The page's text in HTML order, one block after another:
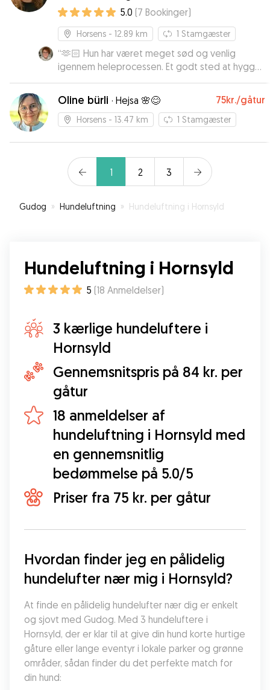
5.0 (7 Bookinger)
Horsens - 12.89 km 1 Stamgæster
“🫶🏻 Hun har været meget sød og venlig
igennem heleprocessen. Et godt sted at hygge
sig for en kontaktsøgende og kælle cocker 🥰”
Oline bürli · Hejsa 🌸😊 75kr./gåtur
Horsens - 13.47 km 1 Stamgæster
1 2 3
Gudog » Hundeluftning » Hundeluftning i Hornsyld
Hundeluftning i Hornsyld
5 (18 Anmeldelser)
3 kærlige hundeluftere i
Hornsyld
Gennemsnitspris på 84 kr. per
gåtur
18 anmeldelser af
hundeluftning i Hornsyld med
en gennemsnitlig
bedømmelse på 5.0/5
Priser fra 75 kr. per gåtur
Hvordan finder jeg en pålidelig
hundelufter nær mig i Hornsyld?
At finde en pålidelig hundelufter nær dig er enkelt
og sjovt med Gudog. Med 3 hundeluftere i
Hornsyld, der er klar til at give din hund korte hurtige
gåture eller lange eventyr i lokale parker og grønne
områder, sådan finder du det perfekte match for
din hund: